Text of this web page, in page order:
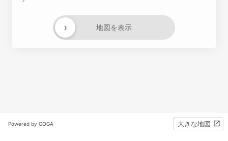
地図を表示
›
Powered by GOGA 大きな地図